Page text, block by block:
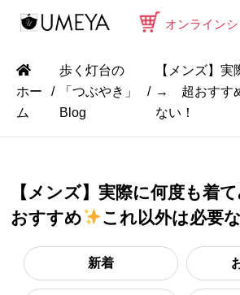
オンライン
ホー
ム
歩く灯台の
「つぶやき」
Blog
【メンズ】
→ 超おすす
ない！
【メンズ】実際に何度も
おすすめ
これ以外は必要
新着